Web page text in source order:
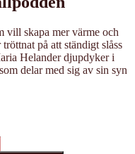
vill skapa mer värme och
på att ständigt slåss
Helander djupdyker i
delar med sig av sin syn